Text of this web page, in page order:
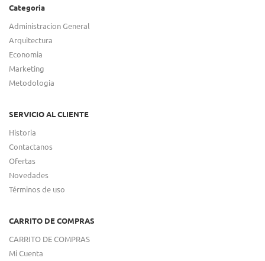
Categoria
Administracion General
Arquitectura
Economia
Marketing
Metodologia
SERVICIO AL CLIENTE
Historia
Contactanos
Ofertas
Novedades
Términos de uso
CARRITO DE COMPRAS
CARRITO DE COMPRAS
Mi Cuenta